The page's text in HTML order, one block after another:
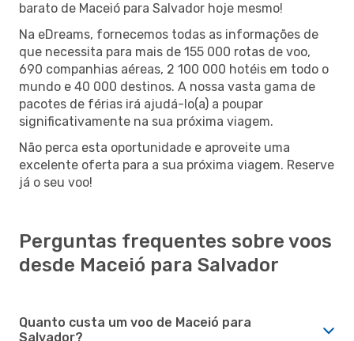
barato de Maceió para Salvador hoje mesmo!
Na eDreams, fornecemos todas as informações de
que necessita para mais de 155 000 rotas de voo,
690 companhias aéreas, 2 100 000 hotéis em todo o
mundo e 40 000 destinos. A nossa vasta gama de
pacotes de férias irá ajudá-lo(a) a poupar
significativamente na sua próxima viagem.
Não perca esta oportunidade e aproveite uma
excelente oferta para a sua próxima viagem. Reserve
já o seu voo!
Perguntas frequentes sobre voos
desde Maceió para Salvador
Quanto custa um voo de Maceió para
Salvador?